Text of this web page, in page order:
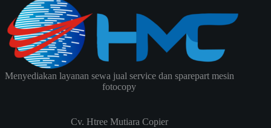
Menyediakan layanan sewa jual service dan sparepart mesin
fotocopy
Cv. Htree Mutiara Copier